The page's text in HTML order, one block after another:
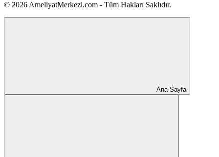
© 2026 AmeliyatMerkezi.com - Tüm Hakları Saklıdır.
Ana Sayfa